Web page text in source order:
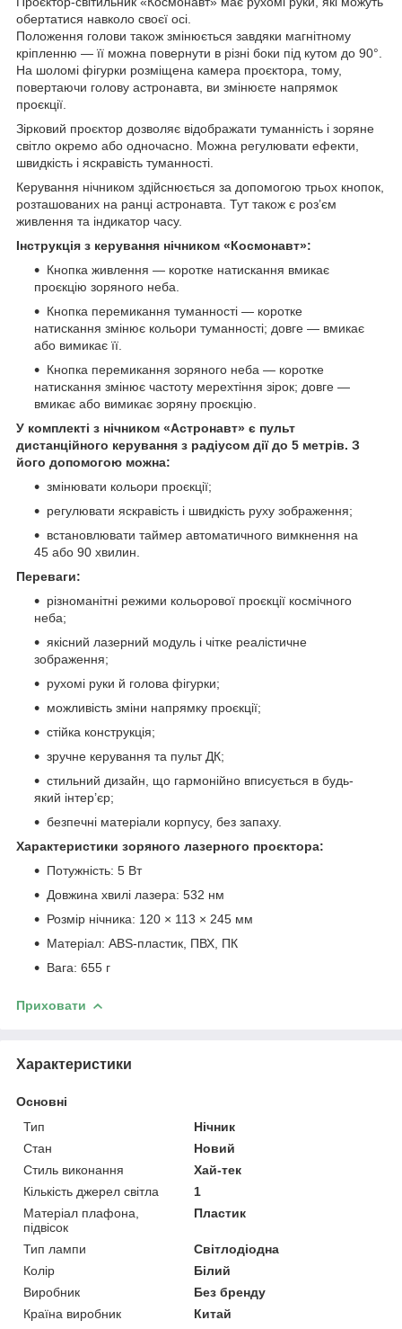
обертатися навколо своєї осі.
Положення голови також змінюється завдяки магнітному
кріпленню — її можна повернути в різні боки під кутом до 90°.
На шоломі фігурки розміщена камера проєктора, тому,
повертаючи голову астронавта, ви змінюєте напрямок
проєкції.
Зірковий проєктор дозволяє відображати туманність і зоряне
світло окремо або одночасно. Можна регулювати ефекти,
швидкість і яскравість туманності.
Керування нічником здійснюється за допомогою трьох кнопок,
розташованих на ранці астронавта. Тут також є роз’єм
живлення та індикатор часу.
Інструкція з керування нічником «Космонавт»:
Кнопка живлення — коротке натискання вмикає
проєкцію зоряного неба.
Кнопка перемикання туманності — коротке
натискання змінює кольори туманності; довге — вмикає
або вимикає її.
Кнопка перемикання зоряного неба — коротке
натискання змінює частоту мерехтіння зірок; довге —
вмикає або вимикає зоряну проєкцію.
У комплекті з нічником «Астронавт» є пульт
дистанційного керування з радіусом дії до 5 метрів. З
його допомогою можна:
змінювати кольори проєкції;
регулювати яскравість і швидкість руху зображення;
встановлювати таймер автоматичного вимкнення на
45 або 90 хвилин.
Переваги:
різноманітні режими кольорової проєкції космічного
неба;
якісний лазерний модуль і чітке реалістичне
зображення;
рухомі руки й голова фігурки;
можливість зміни напрямку проєкції;
стійка конструкція;
зручне керування та пульт ДК;
стильний дизайн, що гармонійно вписується в будь-
який інтер’єр;
безпечні матеріали корпусу, без запаху.
Характеристики зоряного лазерного проєктора:
Потужність: 5 Вт
Довжина хвилі лазера: 532 нм
Розмір нічника: 120 × 113 × 245 мм
Матеріал: ABS-пластик, ПВХ, ПК
Вага: 655 г
Приховати
Характеристики
Основні
Тип
Нічник
Стан
Новий
Стиль виконання
Хай-тек
Кількість джерел світла
1
Матеріал плафона,
підвісок
Пластик
Тип лампи
Світлодіодна
Колір
Білий
Виробник
Без бренду
Країна виробник
Китай